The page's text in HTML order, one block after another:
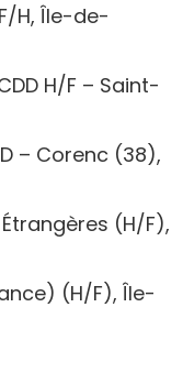
H, Île-de-
H/F – Saint-
– Corenc (38),
(H/F),
(H/F), Île-